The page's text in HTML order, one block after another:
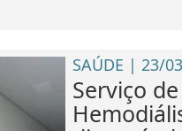
SAÚDE | 23/
Serviço de